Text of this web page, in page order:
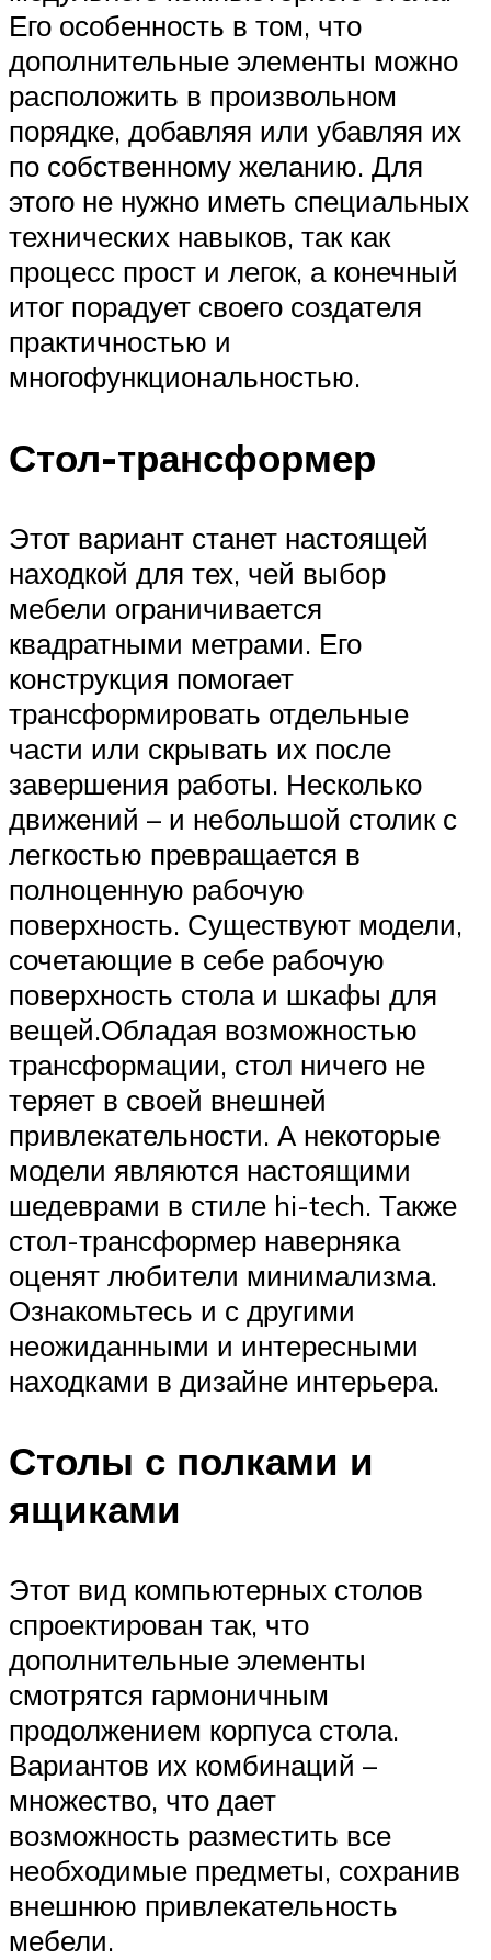
Его особенность в том, что
дополнительные элементы можно
расположить в произвольном
порядке, добавляя или убавляя их
по собственному желанию. Для
этого не нужно иметь специальных
технических навыков, так как
процесс прост и легок, а конечный
итог порадует своего создателя
практичностью и
многофункциональностью.
Стол-трансформер
Этот вариант станет настоящей
находкой для тех, чей выбор
мебели ограничивается
квадратными метрами. Его
конструкция помогает
трансформировать отдельные
части или скрывать их после
завершения работы. Несколько
движений – и небольшой столик с
легкостью превращается в
полноценную рабочую
поверхность. Существуют модели,
сочетающие в себе рабочую
поверхность стола и шкафы для
вещей.Обладая возможностью
трансформации, стол ничего не
теряет в своей внешней
привлекательности. А некоторые
модели являются настоящими
шедеврами в стиле hi-tech. Также
стол-трансформер наверняка
оценят любители минимализма.
Ознакомьтесь и с другими
неожиданными и интересными
находками в дизайне интерьера.
Столы с полками и
ящиками
Этот вид компьютерных столов
спроектирован так, что
дополнительные элементы
смотрятся гармоничным
продолжением корпуса стола.
Вариантов их комбинаций –
множество, что дает
возможность разместить все
необходимые предметы, сохранив
внешнюю привлекательность
мебели.